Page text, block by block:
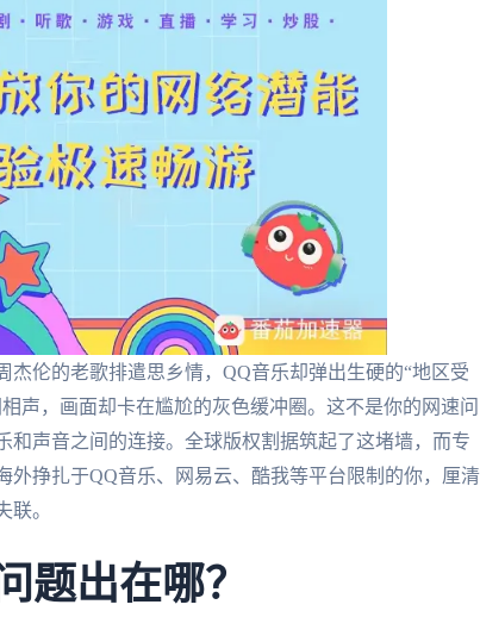
伦的老歌排遣思乡情，QQ音乐却弹出生硬的“地区受
声，画面却卡在尴尬的灰色缓冲圈。这不是你的网速问
声音之间的连接。全球版权割据筑起了这堵墙，而专
挣扎于QQ音乐、网易云、酷我等平台限制的你，厘清
联。
题出在哪？